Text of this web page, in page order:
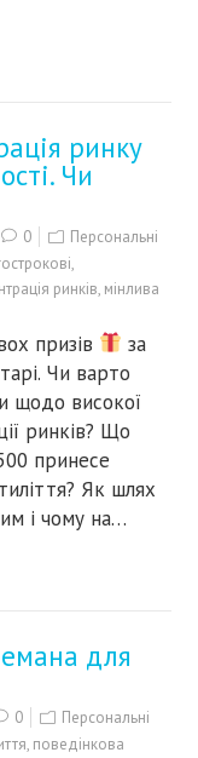
ринку
Чи
0
Персональні
,
ринків, мінлива
призів
за
Чи варто
щодо високої
ринків? Що
принесе
Як шлях
і чому на…
для
0
Персональні
, поведінкова